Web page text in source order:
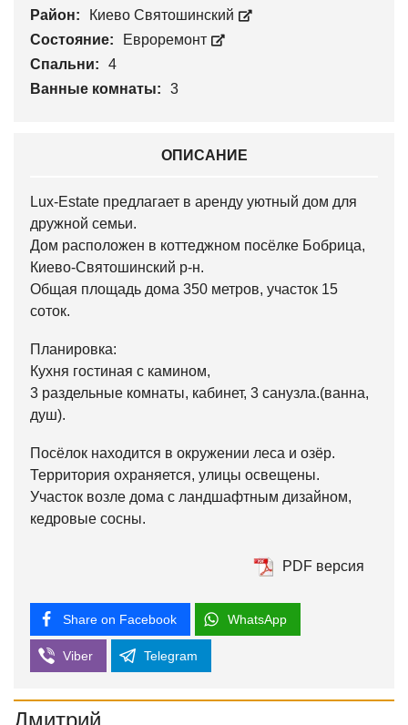
Район:
Киево Святошинский
Состояние:
Евроремонт
Спальни:
4
Ванные комнаты:
3
ОПИСАНИЕ
Lux-Estate предлагает в аренду уютный дом для
дружной семьи.
Дом расположен в коттеджном посёлке Бобрица,
Киево-Святошинский р-н.
Общая площадь дома 350 метров, участок 15
соток.
Планировка:
Кухня гостиная с камином,
3 раздельные комнаты, кабинет, 3 санузла.(ванна,
душ).
Посёлок находится в окружении леса и озёр.
Территория охраняется, улицы освещены.
Участок возле дома с ландшафтным дизайном,
кедровые сосны.
PDF версия
Share on Facebook WhatsApp
Viber Telegram